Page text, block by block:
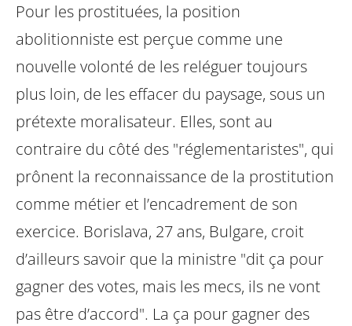
Pour les prostituées, la position
abolitionniste est perçue comme une
nouvelle volonté de les reléguer toujours
plus loin, de les effacer du paysage, sous un
prétexte moralisateur. Elles, sont au
contraire du côté des "réglementaristes", qui
prônent la reconnaissance de la prostitution
comme métier et l’encadrement de son
exercice. Borislava, 27 ans, Bulgare, croit
d’ailleurs savoir que la ministre "dit ça pour
gagner des votes, mais les mecs, ils ne vont
pas être d’accord". La ça pour gagner des